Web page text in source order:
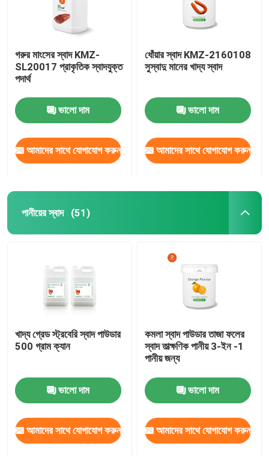
গরুর মাংসের স্বাদ KMZ-
SL20017 প্রাকৃতিক স্বাদযুক্ত
পদার্থ
ভালো দাম
আমাদের সাথে যোগাযোগ করুন
ধোঁয়ার স্বাদ KMZ-2160108
সুস্বাদু মানের খাদ্য স্বাদ
ভালো দাম
আমাদের সাথে যোগাযোগ করুন
পানীয়ের স্বাদ (51)
খাদ্য গ্রেড স্ট্রবেরি স্বাদ পাউডার
500 গ্রাম ক্যান
ভালো দাম
আমাদের সাথে যোগাযোগ করুন
কমলা স্বাদ পাউডার তাজা ফলের
স্বাদ তাত্ক্ষণিক পানীয় 3-ইন -1
পানীয় জন্য
ভালো দাম
আমাদের সাথে যোগাযোগ করুন